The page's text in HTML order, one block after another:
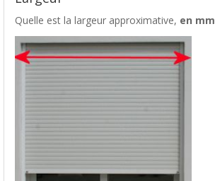
Quelle est la largeur approximative, en mm